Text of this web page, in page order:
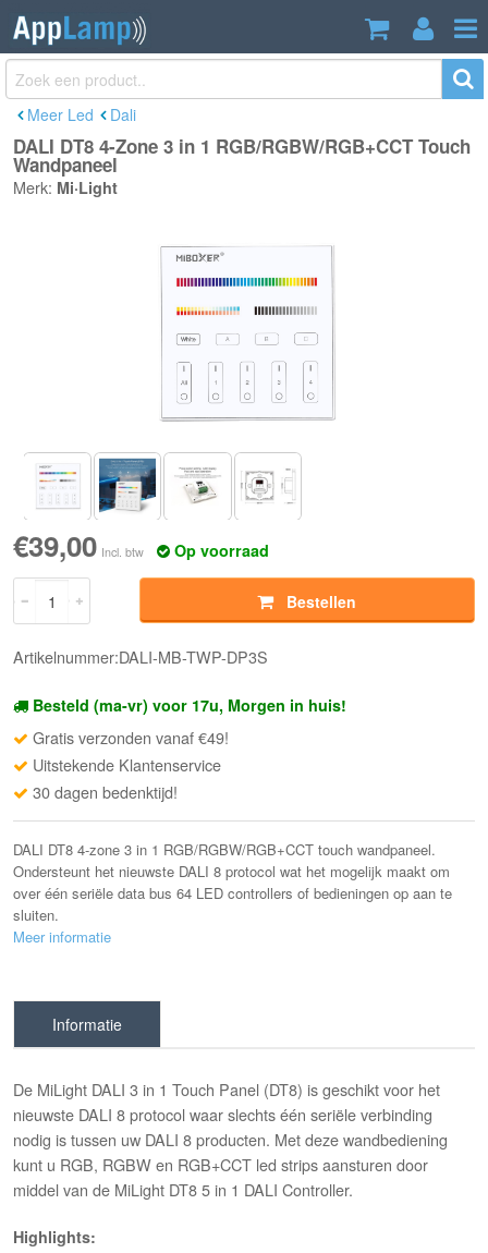
DALI DT8 4-Zone 3 in 1
RGB/RGBW/RGB+CCT Touch
Wandpaneel
€39,00
Meer Led Dali
DALI DT8 4-Zone 3 in 1 RGB/RGBW/RGB+CCT Touch
Wandpaneel
Merk: Mi·Light
€39,00 Incl. btw Op voorraad
Bestellen
Artikelnummer:DALI-MB-TWP-DP3S
Besteld (ma-vr) voor 17u, Morgen in huis!
Gratis verzonden vanaf €49!
Uitstekende Klantenservice
30 dagen bedenktijd!
DALI DT8 4-zone 3 in 1 RGB/RGBW/RGB+CCT touch wandpaneel.
Ondersteunt het nieuwste DALI 8 protocol wat het mogelijk maakt om
over één seriële data bus 64 LED controllers of bedieningen op aan te
sluiten.
Meer informatie
Informatie
De MiLight DALI 3 in 1 Touch Panel (DT8) is geschikt voor het
nieuwste DALI 8 protocol waar slechts één seriële verbinding
nodig is tussen uw DALI 8 producten. Met deze wandbediening
kunt u RGB, RGBW en RGB+CCT led strips aansturen door
middel van de MiLight DT8 5 in 1 DALI Controller.
Highlights: